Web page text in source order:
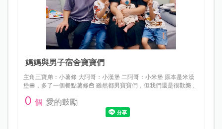
媽媽與男子宿舍寶寶們
主角三寶弟：小薯條 大阿哥：小漢堡 二阿哥：小米堡 原本是米漢
堡🍔，多了一個餐點薯條🍟 雖然都男寶寶們，但我們還是很歡樂唷
0 個 愛的鼓勵